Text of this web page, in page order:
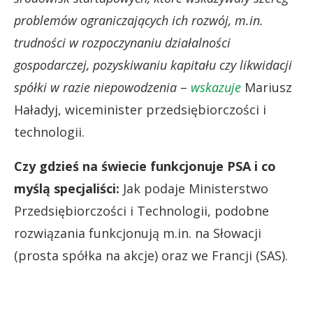
problemów ograniczających ich rozwój, m.in.
trudności w rozpoczynaniu działalności
gospodarczej, pozyskiwaniu kapitału czy likwidacji
spółki w razie niepowodzenia – wskazuje Mariusz
Haładyj, wiceminister przedsiębiorczości i
technologii.
Czy gdzieś na świecie funkcjonuje PSA i co
myślą specjaliści: Jak podaje Ministerstwo
Przedsiębiorczości i Technologii, podobne
rozwiązania funkcjonują m.in. na Słowacji
(prosta spółka na akcje) oraz we Francji (SAS).